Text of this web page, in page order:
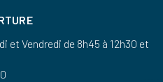
et Vendredi de 8h45 à 12h30 et